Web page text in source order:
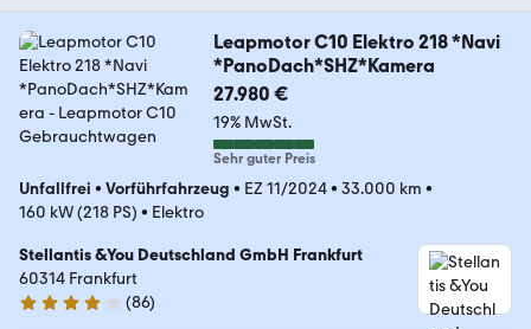
Leapmotor C10 Elektro 218 *Navi
*PanoDach*SHZ*Kamera
27.980 €
19% MwSt.
Sehr guter Preis
Unfallfrei • Vorführfahrzeug • EZ 11/2024• 33.000 km •
160 kW (218 PS) • Elektro
Stellantis &You Deutschland GmbH Frankfurt
60314 Frankfurt
4.2 Sterne
(86)